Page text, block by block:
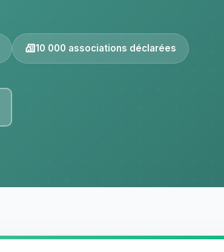
10 000 associations déclarées